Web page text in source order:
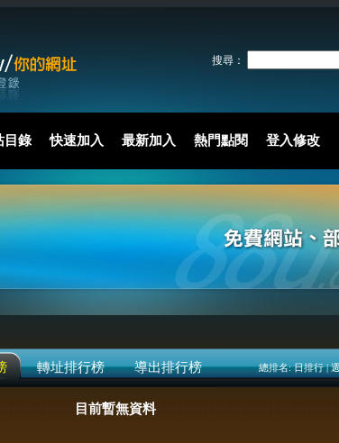
搜尋：
目錄 快速加入 最新加入 熱門點閱 登入修改
轉址排行榜 導出排行榜 總排名:日排行|
目前暫無資料